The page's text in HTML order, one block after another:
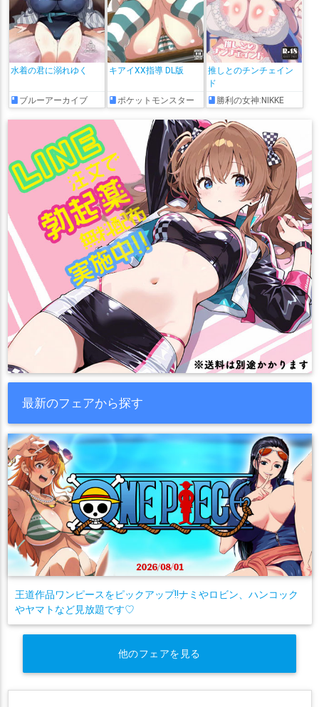
水着の君に溺れゆく
ブルーアーカイブ
キアイXX指導 DL版
ポケットモンスター
推しとのチンチェイン
ド
勝利の女神:NIKKE
最新のフェアから探す
王道作品ワンピースをピックアップ!!ナミやロビン、ハンコック
やヤマトなど見放題です♡
他のフェアを見る